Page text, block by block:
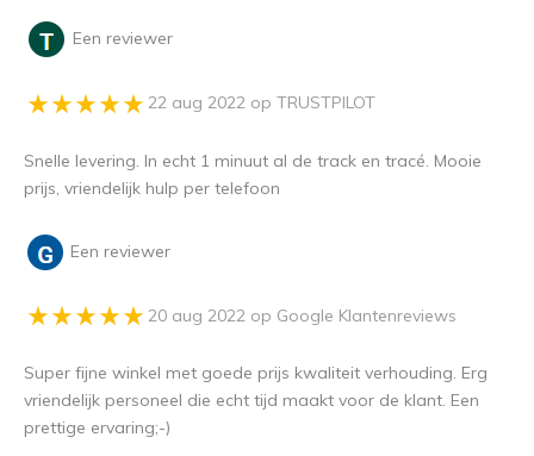
Een reviewer
22 aug 2022 op TRUSTPILOT
Snelle levering. In echt 1 minuut al de track en tracé. Mooie
prijs, vriendelijk hulp per telefoon
Een reviewer
20 aug 2022 op Google Klantenreviews
Super fijne winkel met goede prijs kwaliteit verhouding. Erg
vriendelijk personeel die echt tijd maakt voor de klant. Een
prettige ervaring;-)